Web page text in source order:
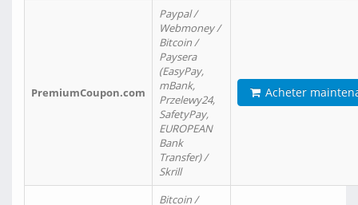
PremiumCoupon.com
Paypal /
Webmoney /
Bitcoin /
Paysera
(EasyPay,
mBank,
Przelewy24,
SafetyPay,
EUROPEAN
Bank
Transfer) /
Skrill
Acheter
Bitcoin /